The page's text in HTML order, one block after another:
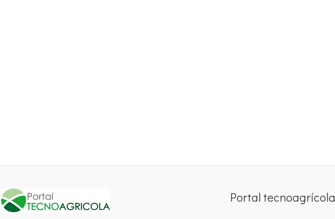
Portal tecnoagrícola